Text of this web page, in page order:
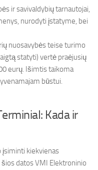
ir savivaldybių tarnautojai,
nurodyti įstatyme, bei
nuosavybės teise turimo
statyti) vertė praėjusių
eurų. Išimtis taikoma
būstui.
Kada ir
įsiminti kiekvienas
šios datos VMI Elektroninio